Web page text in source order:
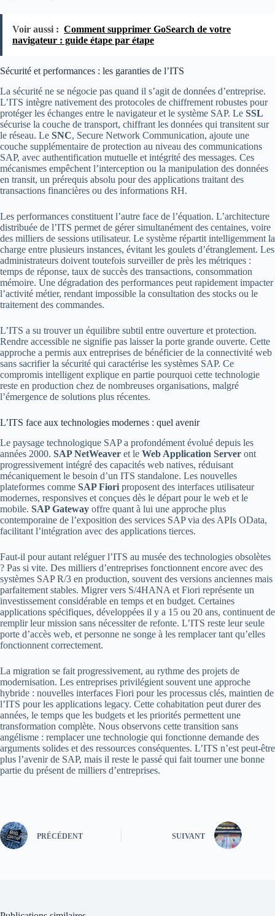
Voir aussi : Comment supprimer GoSearch de votre
navigateur : guide étape par étape
Sécurité et performances : les garanties de l’ITS
La sécurité ne se négocie pas quand il s’agit de données d’entreprise.
L’ITS intègre nativement des protocoles de chiffrement robustes pour
protéger les échanges entre le navigateur et le système SAP. Le SSL
sécurise la couche de transport, chiffrant les données qui transitent sur
le réseau. Le SNC, Secure Network Communication, ajoute une
couche supplémentaire de protection au niveau des communications
SAP, avec authentification mutuelle et intégrité des messages. Ces
mécanismes empêchent l’interception ou la manipulation des données
en transit, un prérequis absolu pour des applications traitant des
transactions financières ou des informations RH.
Les performances constituent l’autre face de l’équation. L’architecture
distribuée de l’ITS permet de gérer simultanément des centaines, voire
des milliers de sessions utilisateur. Le système répartit intelligemment la
charge entre plusieurs instances, évitant les goulets d’étranglement. Les
administrateurs doivent toutefois surveiller de près les métriques :
temps de réponse, taux de succès des transactions, consommation
mémoire. Une dégradation des performances peut rapidement impacter
l’activité métier, rendant impossible la consultation des stocks ou le
traitement des commandes.
L’ITS a su trouver un équilibre subtil entre ouverture et protection.
Rendre accessible ne signifie pas laisser la porte grande ouverte. Cette
approche a permis aux entreprises de bénéficier de la connectivité web
sans sacrifier la sécurité qui caractérise les systèmes SAP. Ce
compromis intelligent explique en partie pourquoi cette technologie
reste en production chez de nombreuses organisations, malgré
l’émergence de solutions plus récentes.
L’ITS face aux technologies modernes : quel avenir
Le paysage technologique SAP a profondément évolué depuis les
années 2000. SAP NetWeaver et le Web Application Server ont
progressivement intégré des capacités web natives, réduisant
mécaniquement le besoin d’un ITS standalone. Les nouvelles
plateformes comme SAP Fiori proposent des interfaces utilisateur
modernes, responsives et conçues dès le départ pour le web et le
mobile. SAP Gateway offre quant à lui une approche plus
contemporaine de l’exposition des services SAP via des APIs OData,
facilitant l’intégration avec des applications tierces.
Faut-il pour autant reléguer l’ITS au musée des technologies obsolètes
? Pas si vite. Des milliers d’entreprises fonctionnent encore avec des
systèmes SAP R/3 en production, souvent des versions anciennes mais
parfaitement stables. Migrer vers S/4HANA et Fiori représente un
investissement considérable en temps et en budget. Certaines
applications spécifiques, développées il y a 15 ou 20 ans, continuent de
remplir leur mission sans nécessiter de refonte. L’ITS reste leur seule
porte d’accès web, et personne ne songe à les remplacer tant qu’elles
fonctionnent correctement.
La migration se fait progressivement, au rythme des projets de
modernisation. Les entreprises privilégient souvent une approche
hybride : nouvelles interfaces Fiori pour les processus clés, maintien de
l’ITS pour les applications legacy. Cette cohabitation peut durer des
années, le temps que les budgets et les priorités permettent une
transformation complète. Nous observons cette transition sans
angélisme : remplacer une technologie qui fonctionne demande des
arguments solides et des ressources conséquentes. L’ITS n’est peut-être
plus l’avenir de SAP, mais il reste le passé qui fait tourner une bonne
partie du présent de milliers d’entreprises.
PRÉCÉDENT SUIVANT